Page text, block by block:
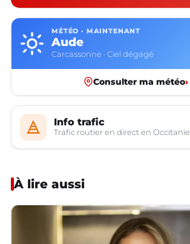
MÉTÉO · MAINTENANT
Aude
Carcassonne · Ciel dégagé
Consulter ma météo›
Info trafic
Trafic routier en direct en Occitanie
À lire aussi